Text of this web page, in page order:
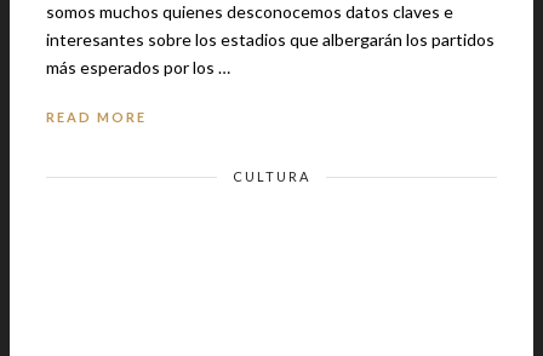
somos muchos quienes desconocemos datos claves e
interesantes sobre los estadios que albergarán los partidos
más esperados por los …
READ MORE
CULTURA